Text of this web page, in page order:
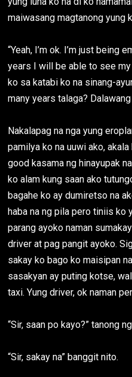
maiwasang magtanong yung
“Yeah, I’m ok. I’m just being
years I will be able to see
ko sa katabi ko na sinang-
many years talaga?
Nakalapag na nga yung
pamilya ko na uuwi ako,
good kasama ng hinayupak
ko alam kung saan ako
bagahe ko ay dumiretso na
haba na ng pila pero tiniis ko
parang ayoko naman
driver at pag pangit ayoko.
sakay ko bago ko maisipan
sasakyan ay puting kotse,
taxi. Yung driver, ok naman
“Sir, saan po kayo?” tanong
“Sir, sakay na” banggit nito.